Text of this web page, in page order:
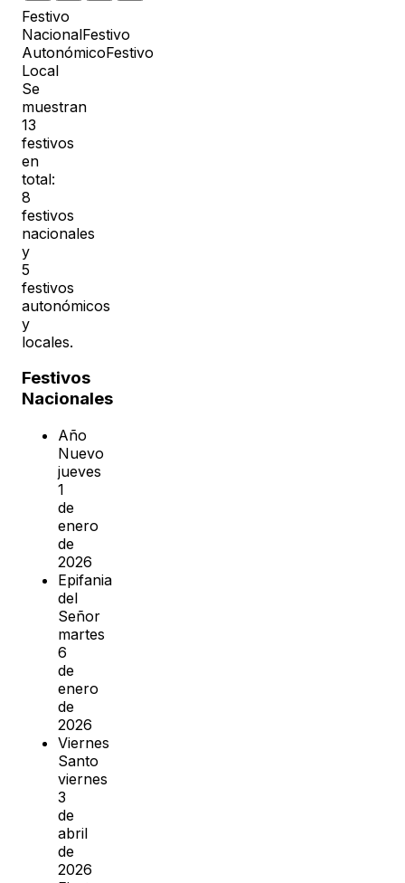
Festivo
NacionalFestivo
AutonómicoFestivo
Local
Se
muestran
13
festivos
en
total:
8
festivos
nacionales
y
5
festivos
autonómicos
y
locales.
Festivos
Nacionales
Año
Nuevo
jueves
1
de
enero
de
2026
Epifania
del
Señor
martes
6
de
enero
de
2026
Viernes
Santo
viernes
3
de
abril
de
2026